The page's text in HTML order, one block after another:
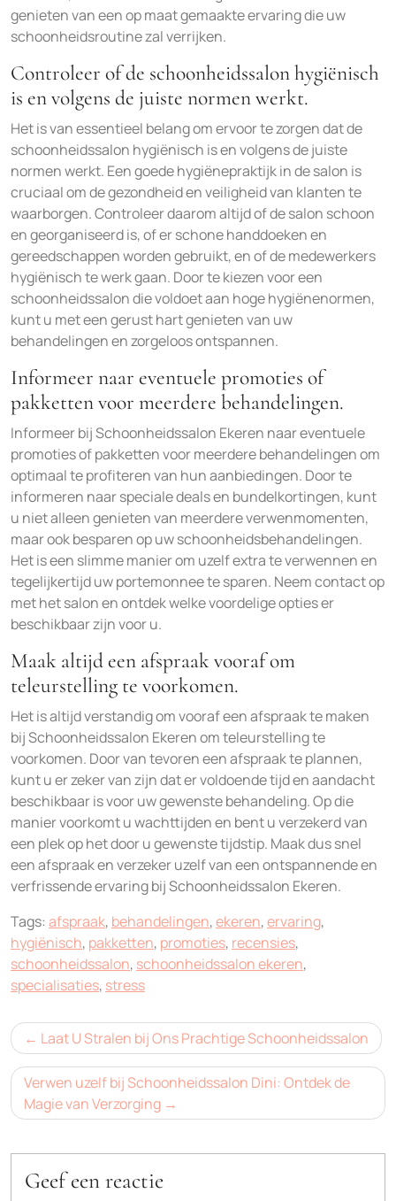
genieten van een op maat gemaakte ervaring die uw
schoonheidsroutine zal verrijken.
Controleer of de schoonheidssalon hygiënisch
is en volgens de juiste normen werkt.
Het is van essentieel belang om ervoor te zorgen dat de
schoonheidssalon hygiënisch is en volgens de juiste
normen werkt. Een goede hygiënepraktijk in de salon is
cruciaal om de gezondheid en veiligheid van klanten te
waarborgen. Controleer daarom altijd of de salon schoon
en georganiseerd is, of er schone handdoeken en
gereedschappen worden gebruikt, en of de medewerkers
hygiënisch te werk gaan. Door te kiezen voor een
schoonheidssalon die voldoet aan hoge hygiënenormen,
kunt u met een gerust hart genieten van uw
behandelingen en zorgeloos ontspannen.
Informeer naar eventuele promoties of
pakketten voor meerdere behandelingen.
Informeer bij Schoonheidssalon Ekeren naar eventuele
promoties of pakketten voor meerdere behandelingen om
optimaal te profiteren van hun aanbiedingen. Door te
informeren naar speciale deals en bundelkortingen, kunt
u niet alleen genieten van meerdere verwenmomenten,
maar ook besparen op uw schoonheidsbehandelingen.
Het is een slimme manier om uzelf extra te verwennen en
tegelijkertijd uw portemonnee te sparen. Neem contact op
met het salon en ontdek welke voordelige opties er
beschikbaar zijn voor u.
Maak altijd een afspraak vooraf om
teleurstelling te voorkomen.
Het is altijd verstandig om vooraf een afspraak te maken
bij Schoonheidssalon Ekeren om teleurstelling te
voorkomen. Door van tevoren een afspraak te plannen,
kunt u er zeker van zijn dat er voldoende tijd en aandacht
beschikbaar is voor uw gewenste behandeling. Op die
manier voorkomt u wachttijden en bent u verzekerd van
een plek op het door u gewenste tijdstip. Maak dus snel
een afspraak en verzeker uzelf van een ontspannende en
verfrissende ervaring bij Schoonheidssalon Ekeren.
Tags: afspraak, behandelingen,ekeren,ervaring,
hygiënisch, pakketten, promoties, recensies,
schoonheidssalon, schoonheidssalon ekeren,
specialisaties, stress
Bericht
navigatie
Laat U Stralen bij Ons Prachtige Schoonheidssalon
Verwen uzelf bij Schoonheidssalon Dini: Ontdek de
Magie van Verzorging
Geef een reactie